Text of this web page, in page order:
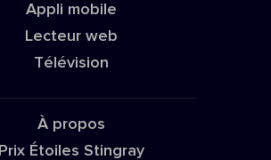
Appli mobile
Lecteur web
Télévision
À propos
Prix Étoiles Stingray